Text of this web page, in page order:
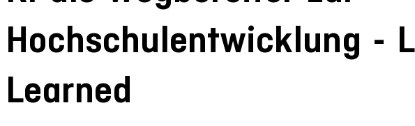
Hochschulentwicklung -
Learned